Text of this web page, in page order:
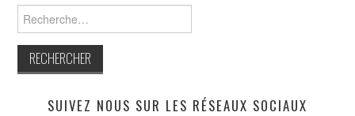
SUIVEZ NOUS SUR LES RÉSEAUX SOCIAUX